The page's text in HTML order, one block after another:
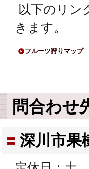
以下のリン
きます。
フルーツ狩りマップ
問合わせ
深川市果